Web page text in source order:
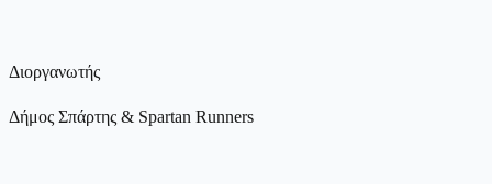
Διοργανωτής
Δήμος Σπάρτης & Spartan Runners